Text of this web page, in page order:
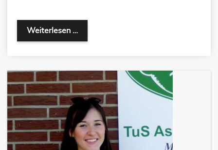
Weiterlesen …